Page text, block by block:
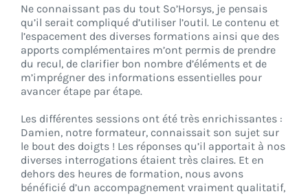
Ne connaissant pas du tout So’Horsys, je pensais
qu’il serait compliqué d’utiliser l’outil. Le contenu et
l’espacement des diverses formations ainsi que des
apports complémentaires m’ont permis de prendre
du recul, de clarifier bon nombre d’éléments et de
m’imprégner des informations essentielles pour
avancer étape par étape.
Les différentes sessions ont été très enrichissantes :
Damien, notre formateur, connaissait son sujet sur
le bout des doigts ! Les réponses qu’il apportait à nos
diverses interrogations étaient très claires. Et en
dehors des heures de formation, nous avons
bénéficié d’un accompagnement vraiment qualitatif,